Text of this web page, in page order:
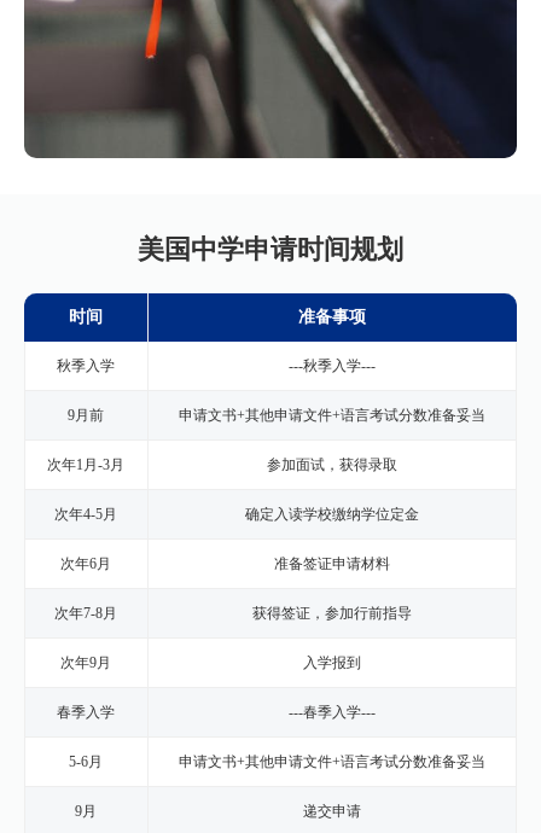
美国中学申请时间规划
时间 准备事项
秋季入学 ---秋季入学---
9月前 申请文书+其他申请文件+语言考试分数准备妥当
次年1月-3月 参加面试，获得录取
次年4-5月 确定入读学校缴纳学位定金
次年6月 准备签证申请材料
次年7-8月 获得签证，参加行前指导
次年9月 入学报到
春季入学 ---春季入学---
5-6月 申请文书+其他申请文件+语言考试分数准备妥当
9月 递交申请